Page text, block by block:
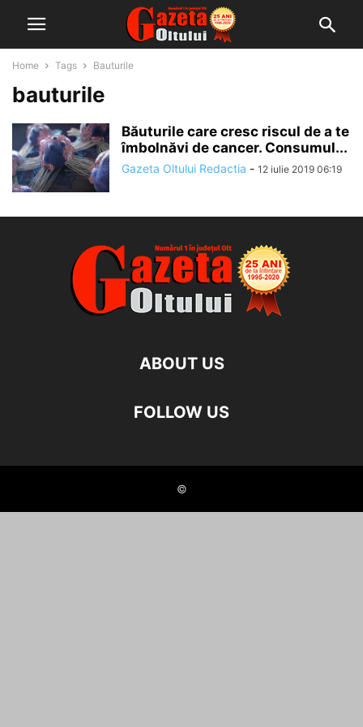
Home Tags Bauturile
bauturile
Băuturile care cresc riscul de a te
îmbolnăvi de cancer. Consumul...
Gazeta Oltului Redactia - 12 iulie 2019 06:19
ABOUT US
FOLLOW US
©